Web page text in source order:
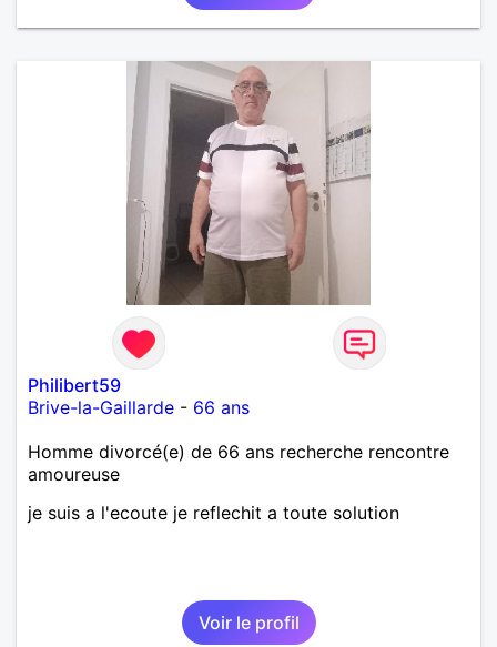
Philibert59
Brive-la-Gaillarde - 66 ans
Homme divorcé(e) de 66 ans recherche rencontre
amoureuse
je suis a l'ecoute je reflechit a toute solution
Voir le profil